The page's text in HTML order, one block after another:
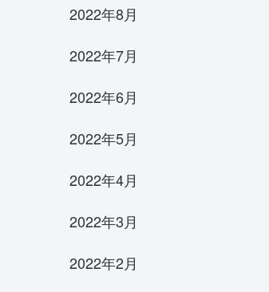
2022年8月
2022年7月
2022年6月
2022年5月
2022年4月
2022年3月
2022年2月